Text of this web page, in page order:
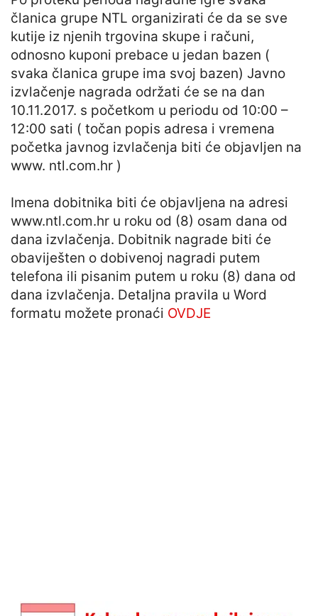
članica grupe NTL organizirati će da se sve
kutije iz njenih trgovina skupe i računi,
odnosno kuponi prebace u jedan bazen (
svaka članica grupe ima svoj bazen) Javno
izvlačenje nagrada održati će se na dan
10.11.2017. s početkom u periodu od 10:00 –
12:00 sati ( točan popis adresa i vremena
početka javnog izvlačenja biti će objavljen na
www. ntl.com.hr )
Imena dobitnika biti će objavljena na adresi
www.ntl.com.hr u roku od (8) osam dana od
dana izvlačenja. Dobitnik nagrade biti će
obaviješten o dobivenoj nagradi putem
telefona ili pisanim putem u roku (8) dana od
dana izvlačenja. Detaljna pravila u Word
formatu možete pronaći OVDJE